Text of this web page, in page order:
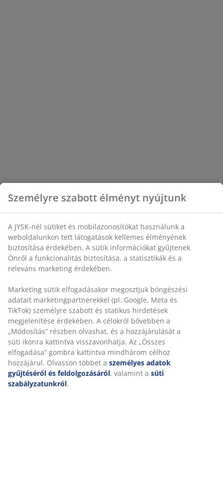
Személyre szabott élményt nyújtunk
A JYSK-nél sütiket és mobilazonosítókat használunk a
weboldalunkon tett látogatások kellemes élményének
biztosítása érdekében. A sütik információkat gyűjtenek
Önről a funkcionalitás biztosítása, a statisztikák és a
releváns marketing érdekében.
Marketing sütik elfogadásakor megosztjuk böngészési
adatait marketingpartnerekkel (pl. Google, Meta és
TikTok) személyre szabott és statikus hirdetések
megjelenítése érdekében. A célokról bővebben a
„Módosítás” részben olvashat, és a hozzájárulását a
süti ikonra kattintva visszavonhatja. Az „Összes
elfogadása” gombra kattintva mindhárom célhoz
hozzájárul. Olvasson többet a személyes adatok
gyűjtéséről és feldolgozásáról, valamint a süti
szabályzatunkról.